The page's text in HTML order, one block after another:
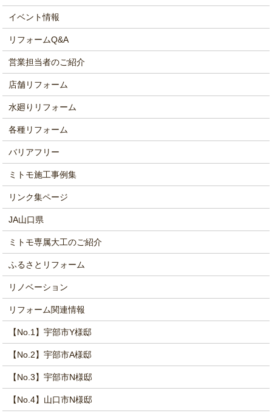
イベント情報
リフォームQ&A
営業担当者のご紹介
店舗リフォーム
水廻りリフォーム
各種リフォーム
バリアフリー
ミトモ施工事例集
リンク集ページ
JA山口県
ミトモ専属大工のご紹介
ふるさとリフォーム
リノベーション
リフォーム関連情報
【No.1】宇部市Y様邸
【No.2】宇部市A様邸
【No.3】宇部市N様邸
【No.4】山口市N様邸